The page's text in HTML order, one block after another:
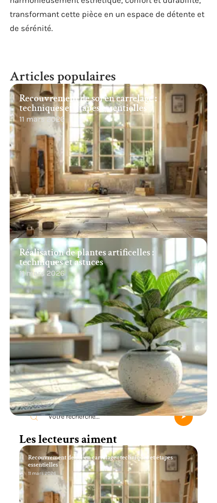
transformant cette pièce en un espace de détente et
de sérénité.
Articles populaires
Recouvrement de sol en carrelage :
techniques et étapes essentielles
11 mars 2026
Réalisation de plantes artificelles :
techniques et astuces
11 mars 2026
Recherche
Les lecteurs aiment
Recouvrement de sol en carrelage : techniques et étapes
essentielles
11 mars 2026